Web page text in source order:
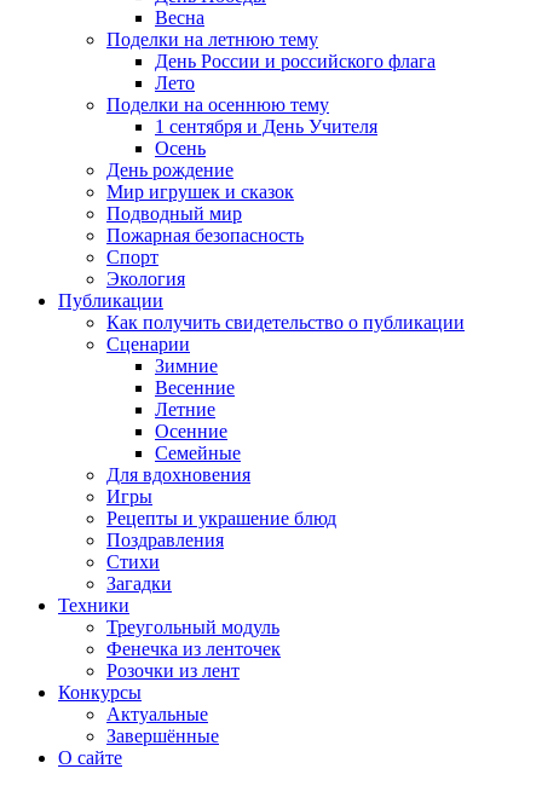
Весна
Поделки на летнюю тему
День России и российского флага
Лето
Поделки на осеннюю тему
1 сентября и День Учителя
Осень
День рождение
Мир игрушек и сказок
Подводный мир
Пожарная безопасность
Спорт
Экология
Публикации
Как получить свидетельство о публикации
Сценарии
Зимние
Весенние
Летние
Осенние
Семейные
Для вдохновения
Игры
Рецепты и украшение блюд
Поздравления
Стихи
Загадки
Техники
Треугольный модуль
Фенечка из ленточек
Розочки из лент
Конкурсы
Актуальные
Завершённые
О сайте